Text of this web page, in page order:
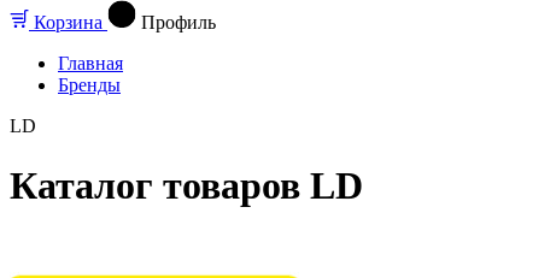
Корзина
Профиль
Главная
Бренды
LD
Каталог товаров LD